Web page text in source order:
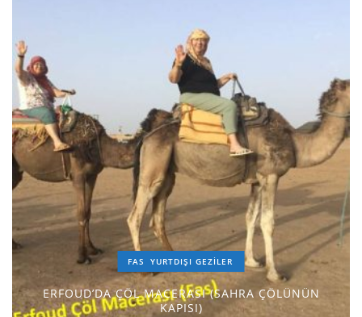
FAS YURTDIŞI GEZILER
ERFOUD’DA ÇÖL MACERASI (SAHRA ÇÖLÜNÜN
KAPISI)